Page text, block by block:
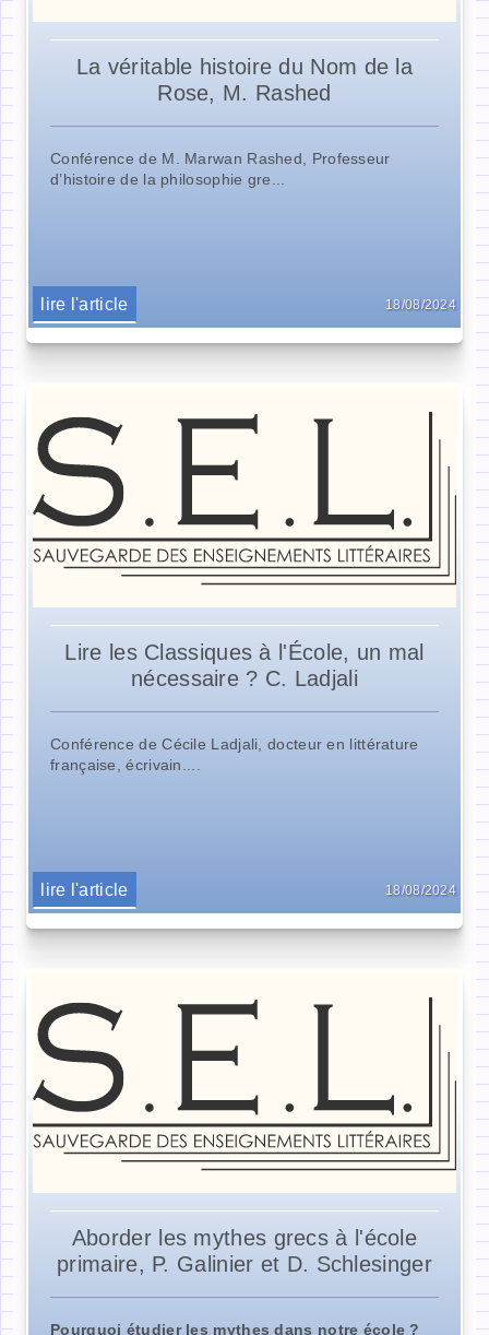
La véritable histoire du Nom de la
Rose, M. Rashed
Conférence de M. Marwan Rashed, Professeur
d’histoire de la philosophie gre...
lire l'article 18/08/2024
Lire les Classiques à l'École, un mal
nécessaire ? C. Ladjali
Conférence de Cécile Ladjali, docteur en littérature
française, écrivain....
lire l'article 18/08/2024
Aborder les mythes grecs à l'école
primaire, P. Galinier et D. Schlesinger
Pourquoi étudier les mythes dans notre école ?